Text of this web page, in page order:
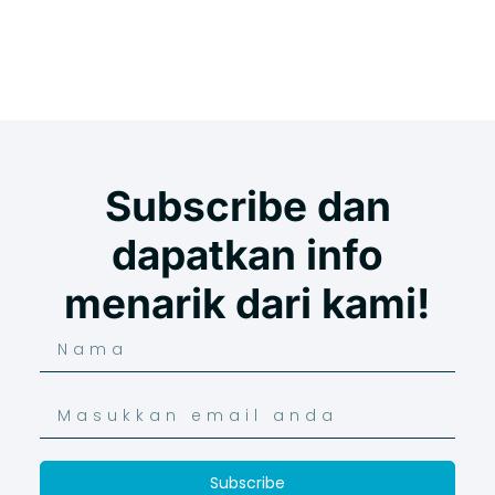
Subscribe dan
dapatkan info
menarik dari kami!
Subscribe